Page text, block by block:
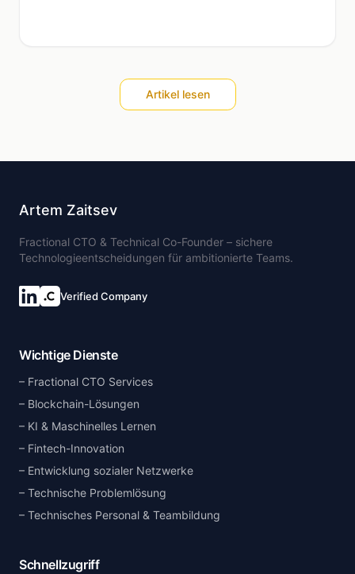
Artikel lesen
Artem Zaitsev
Fractional CTO & Technical Co-Founder – sichere
Technologieentscheidungen für ambitionierte Teams.
Verified Company
Wichtige Dienste
Fractional CTO Services
Blockchain-Lösungen
KI & Maschinelles Lernen
Fintech-Innovation
Entwicklung sozialer Netzwerke
Technische Problemlösung
Technisches Personal & Teambildung
Schnellzugriff